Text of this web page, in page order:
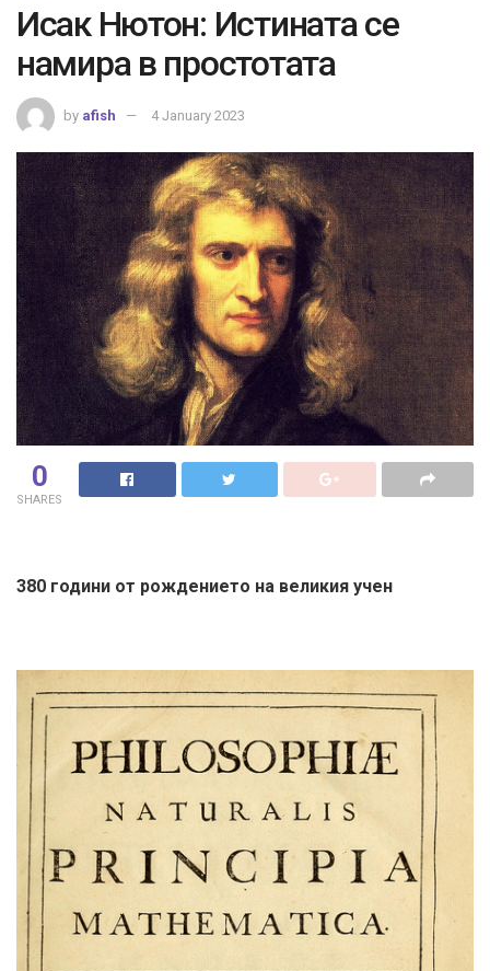
Исак Нютон: Истината се
намира в простотата
by afish 4 January 2023
0
SHARES
380 години от рождението на великия учен